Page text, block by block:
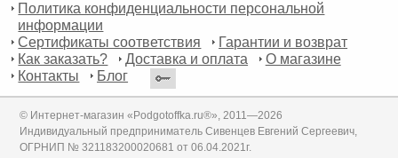
Политика конфиденциальности персональной
информации
Сертификаты соответствия
Гарантии и возврат
Как заказать?
Доставка и оплата
О магазине
Контакты
Блог
© Интернет-магазин «Podgotoffka.ru®», 2011—2026
Индивидуальный предприниматель Сивенцев Евгений Сергеевич,
ОГРНИП № 321183200020681 от 06.04.2021г.